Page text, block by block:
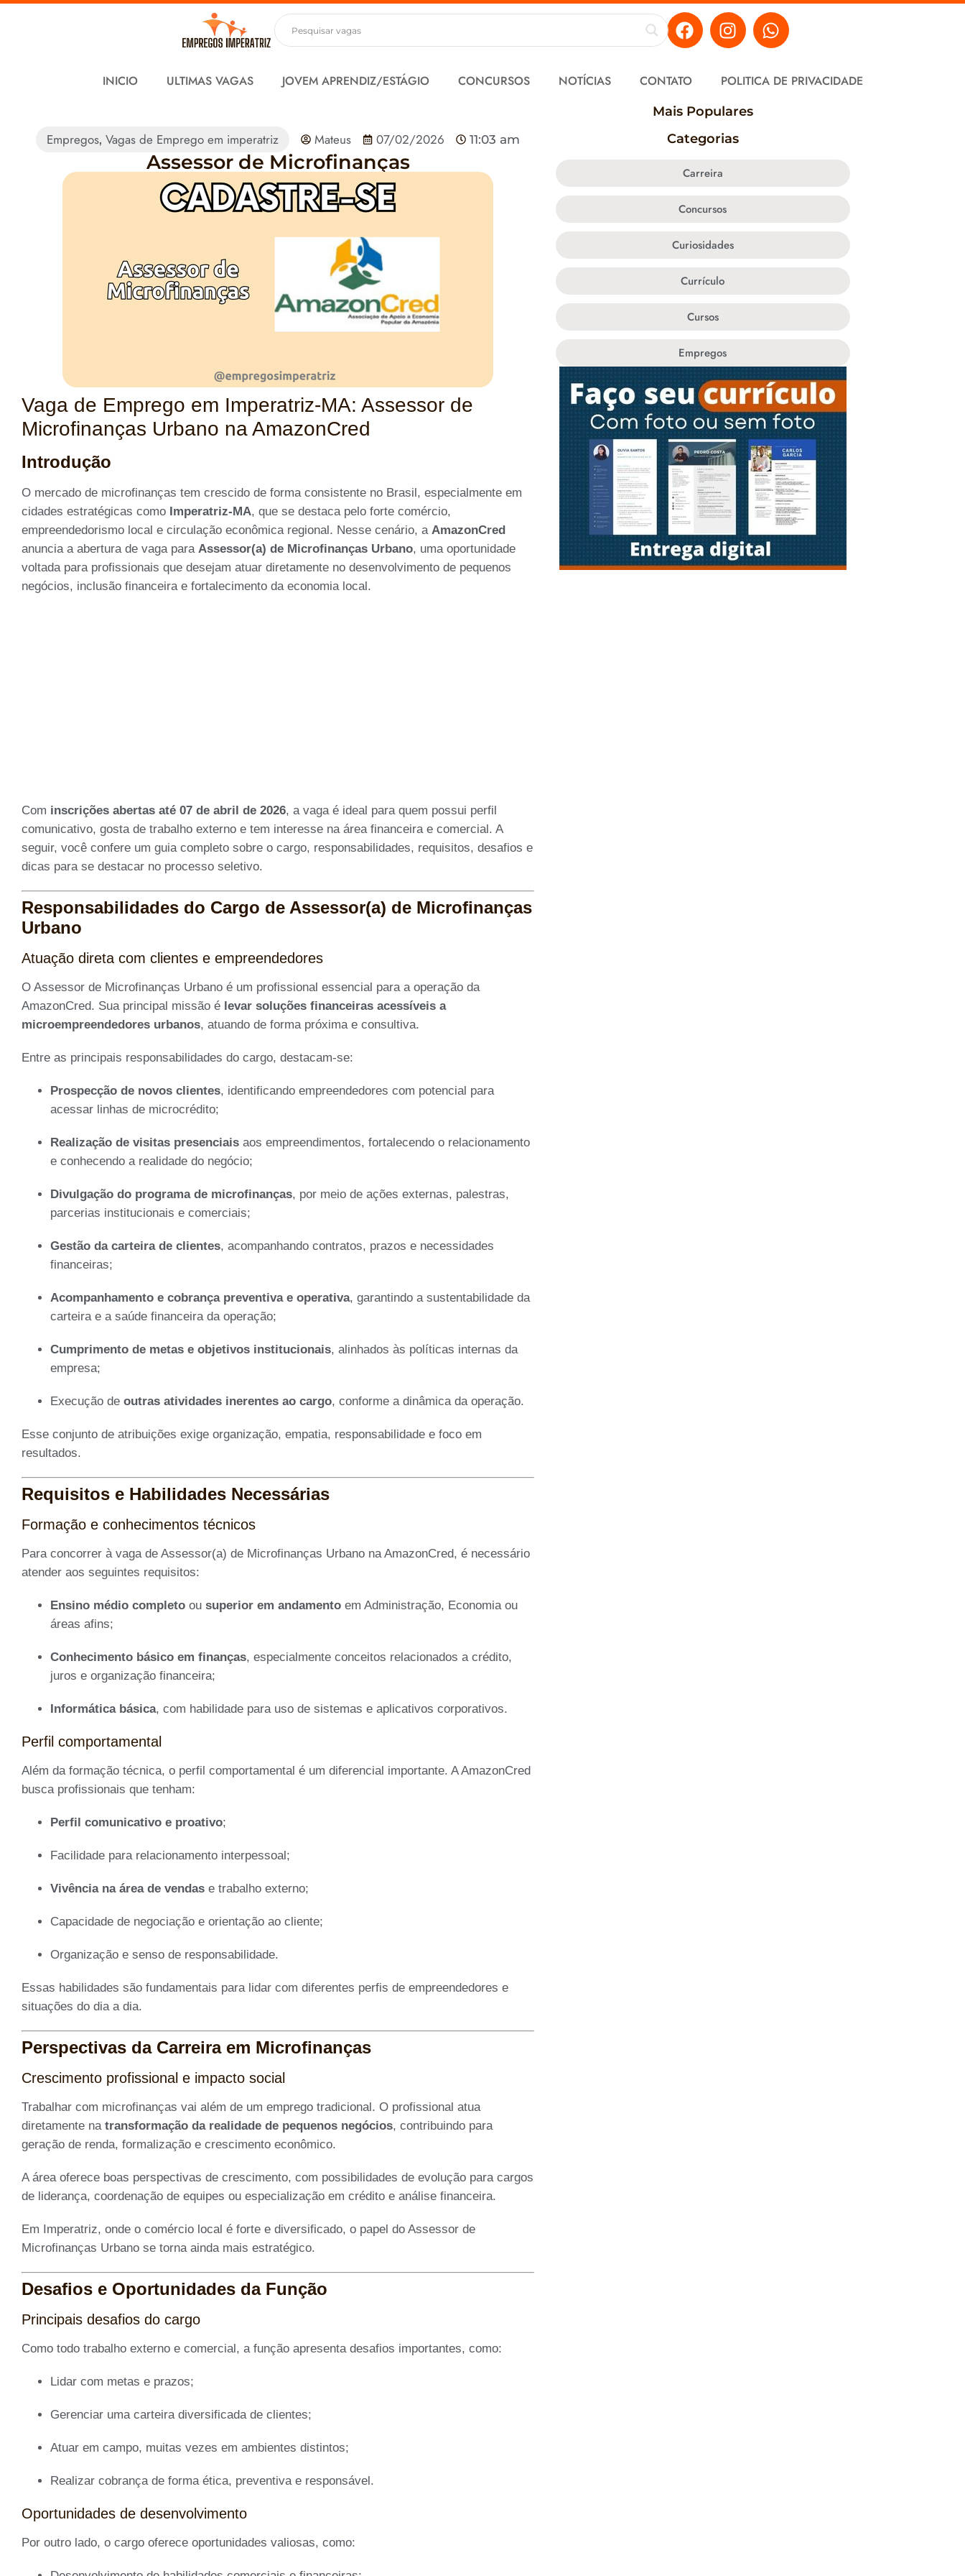
INICIO ULTIMAS VAGAS JOVEM APRENDIZ/ESTÁGIO CONCURSOS NOTÍCIAS CONTATO POLITICA DE PRIVACIDADE
Empregos, Vagas de Emprego em imperatriz Mateus 07/02/2026 11:03 am
Assessor de Microfinanças
Vaga de Emprego em Imperatriz-MA: Assessor de
Microfinanças Urbano na AmazonCred
Introdução
O mercado de microfinanças tem crescido de forma consistente no Brasil, especialmente em
cidades estratégicas como Imperatriz-MA, que se destaca pelo forte comércio,
empreendedorismo local e circulação econômica regional. Nesse cenário, a AmazonCred
anuncia a abertura de vaga para Assessor(a) de Microfinanças Urbano, uma oportunidade
voltada para profissionais que desejam atuar diretamente no desenvolvimento de pequenos
negócios, inclusão financeira e fortalecimento da economia local.
Com inscrições abertas até 07 de abril de 2026, a vaga é ideal para quem possui perfil
comunicativo, gosta de trabalho externo e tem interesse na área financeira e comercial. A
seguir, você confere um guia completo sobre o cargo, responsabilidades, requisitos, desafios e
dicas para se destacar no processo seletivo.
Responsabilidades do Cargo de Assessor(a) de Microfinanças
Urbano
Atuação direta com clientes e empreendedores
O Assessor de Microfinanças Urbano é um profissional essencial para a operação da
AmazonCred. Sua principal missão é levar soluções financeiras acessíveis a
microempreendedores urbanos, atuando de forma próxima e consultiva.
Entre as principais responsabilidades do cargo, destacam-se:
Prospecção de novos clientes, identificando empreendedores com potencial para
acessar linhas de microcrédito;
Realização de visitas presenciais aos empreendimentos, fortalecendo o relacionamento
e conhecendo a realidade do negócio;
Divulgação do programa de microfinanças, por meio de ações externas, palestras,
parcerias institucionais e comerciais;
Gestão da carteira de clientes, acompanhando contratos, prazos e necessidades
financeiras;
Acompanhamento e cobrança preventiva e operativa, garantindo a sustentabilidade da
carteira e a saúde financeira da operação;
Cumprimento de metas e objetivos institucionais, alinhados às políticas internas da
empresa;
Execução de outras atividades inerentes ao cargo, conforme a dinâmica da operação.
Esse conjunto de atribuições exige organização, empatia, responsabilidade e foco em
resultados.
Requisitos e Habilidades Necessárias
Formação e conhecimentos técnicos
Para concorrer à vaga de Assessor(a) de Microfinanças Urbano na AmazonCred, é necessário
atender aos seguintes requisitos:
Ensino médio completo ou superior em andamento em Administração, Economia ou
áreas afins;
Conhecimento básico em finanças, especialmente conceitos relacionados a crédito,
juros e organização financeira;
Informática básica, com habilidade para uso de sistemas e aplicativos corporativos.
Perfil comportamental
Além da formação técnica, o perfil comportamental é um diferencial importante. A AmazonCred
busca profissionais que tenham:
Perfil comunicativo e proativo;
Facilidade para relacionamento interpessoal;
Vivência na área de vendas e trabalho externo;
Capacidade de negociação e orientação ao cliente;
Organização e senso de responsabilidade.
Essas habilidades são fundamentais para lidar com diferentes perfis de empreendedores e
situações do dia a dia.
Perspectivas da Carreira em Microfinanças
Crescimento profissional e impacto social
Trabalhar com microfinanças vai além de um emprego tradicional. O profissional atua
diretamente na transformação da realidade de pequenos negócios, contribuindo para
geração de renda, formalização e crescimento econômico.
A área oferece boas perspectivas de crescimento, com possibilidades de evolução para cargos
de liderança, coordenação de equipes ou especialização em crédito e análise financeira.
Em Imperatriz, onde o comércio local é forte e diversificado, o papel do Assessor de
Microfinanças Urbano se torna ainda mais estratégico.
Desafios e Oportunidades da Função
Principais desafios do cargo
Como todo trabalho externo e comercial, a função apresenta desafios importantes, como:
Lidar com metas e prazos;
Gerenciar uma carteira diversificada de clientes;
Atuar em campo, muitas vezes em ambientes distintos;
Realizar cobrança de forma ética, preventiva e responsável.
Oportunidades de desenvolvimento
Por outro lado, o cargo oferece oportunidades valiosas, como:
Mais Populares
Categorias
Carreira
Concursos
Curiosidades
Currículo
Cursos
Empregos